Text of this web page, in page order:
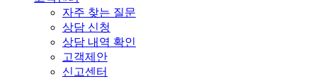
자주 찾는 질문
상담 신청
상담 내역 확인
고객제안
신고센터